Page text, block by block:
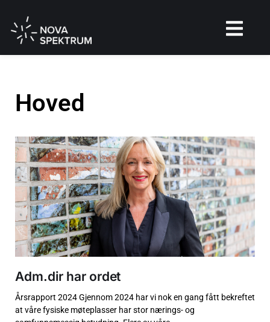
Hoved
Adm.dir har ordet
Årsrapport 2024 Gjennom 2024 har vi nok en gang fått bekreftet
at våre fysiske møteplasser har stor nærings- og